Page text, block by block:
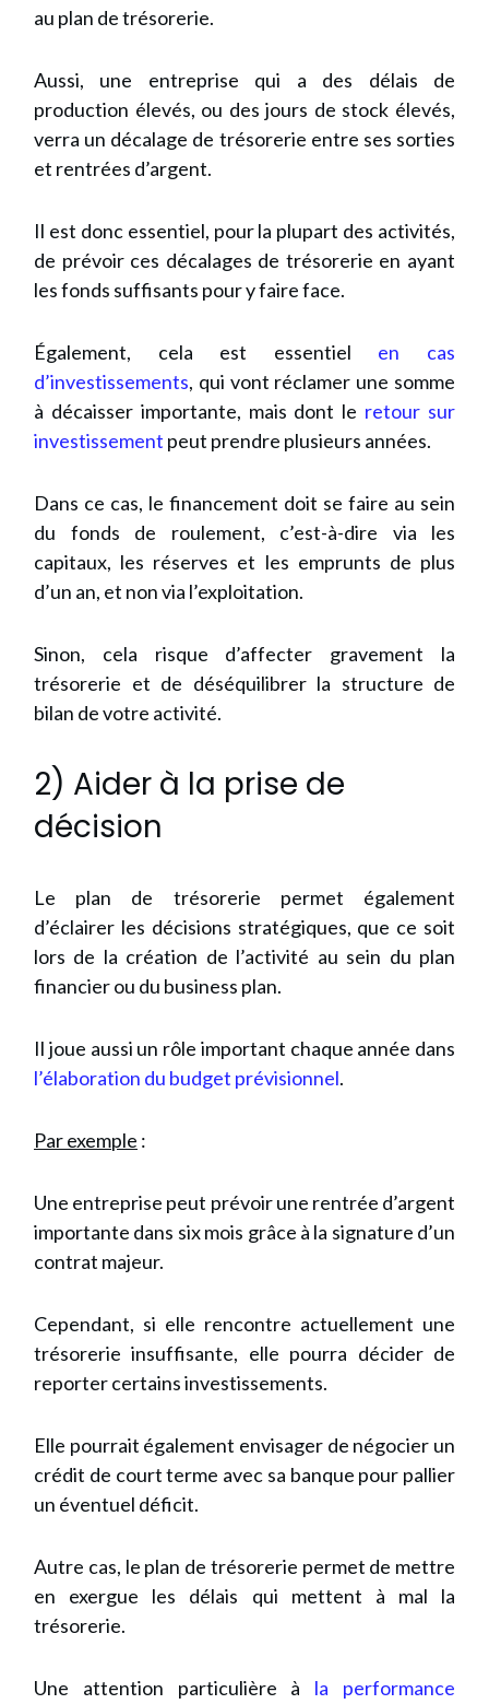
au plan de trésorerie.
Aussi, une entreprise qui a des délais de
production élevés, ou des jours de stock élevés,
verra un décalage de trésorerie entre ses sorties
et rentrées d’argent.
Il est donc essentiel, pour la plupart des activités,
de prévoir ces décalages de trésorerie en ayant
les fonds suffisants pour y faire face.
Également, cela est essentiel en cas
d’investissements, qui vont réclamer une somme
à décaisser importante, mais dont le retour sur
investissement peut prendre plusieurs années.
Dans ce cas, le financement doit se faire au sein
du fonds de roulement, c’est-à-dire via les
capitaux, les réserves et les emprunts de plus
d’un an, et non via l’exploitation.
Sinon, cela risque d’affecter gravement la
trésorerie et de déséquilibrer la structure de
bilan de votre activité.
2) Aider à la prise de
décision
Le plan de trésorerie permet également
d’éclairer les décisions stratégiques, que ce soit
lors de la création de l’activité au sein du plan
financier ou du business plan.
Il joue aussi un rôle important chaque année dans
l’élaboration du budget prévisionnel.
Par exemple :
Une entreprise peut prévoir une rentrée d’argent
importante dans six mois grâce à la signature d’un
contrat majeur.
Cependant, si elle rencontre actuellement une
trésorerie insuffisante, elle pourra décider de
reporter certains investissements.
Elle pourrait également envisager de négocier un
crédit de court terme avec sa banque pour pallier
un éventuel déficit.
Autre cas, le plan de trésorerie permet de mettre
en exergue les délais qui mettent à mal la
trésorerie.
Une attention particulière à la performance